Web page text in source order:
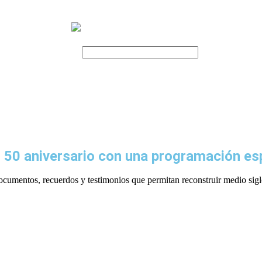
aniversario con una programación
recuerdos y testimonios que permitan reconstruir medio